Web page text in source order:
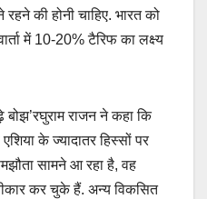
रहने की होनी चाहिए. भारत को
में 10-20% टैरिफ का लक्ष्य
बोझ’रघुराम राजन ने कहा कि
के ज्यादातर हिस्सों पर
सामने आ रहा है, वह
कर चुके हैं. अन्य विकसित